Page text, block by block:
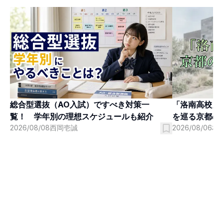
総合型選抜（AO入試）ですべき対策一
覧！ 学年別の理想スケジュールも紹介
2026/08/08西岡壱誠
「洛南高校
を巡る京都
2026/08/06村